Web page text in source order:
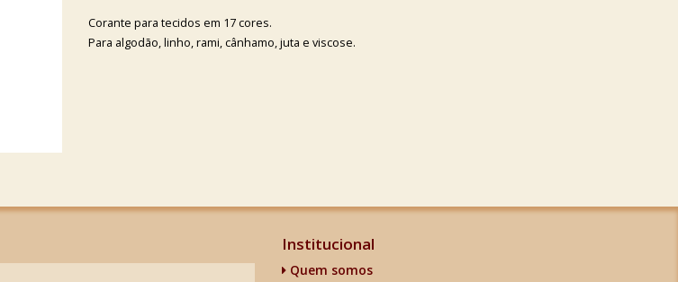
Corante para tecidos em 17 cores.
Para algodão, linho, rami, cânhamo, juta e viscose.
Institucional
Quem somos